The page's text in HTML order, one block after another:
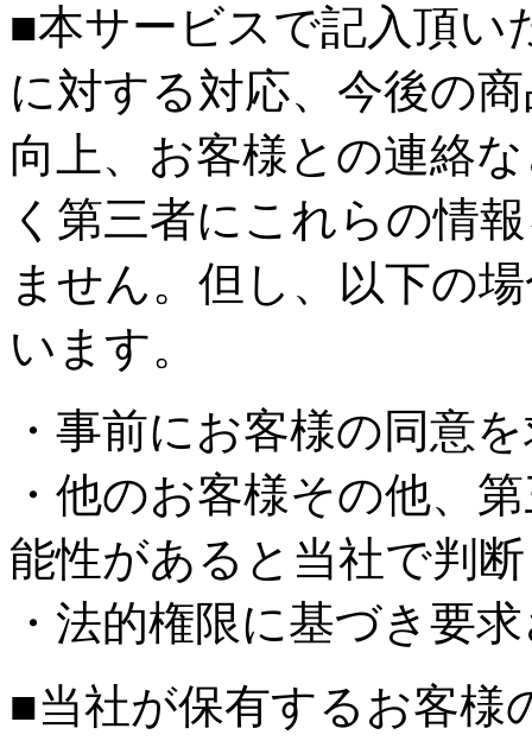
■本サービスで記入頂い
に対する対応、今後の
向上、お客様との連絡
く第三者にこれらの情
ません。但し、以下の
います。
・事前にお客様の同意
・他のお客様その他、
能性があると当社で判
・法的権限に基づき要
■当社が保有するお客様